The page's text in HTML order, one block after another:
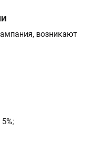
возникают